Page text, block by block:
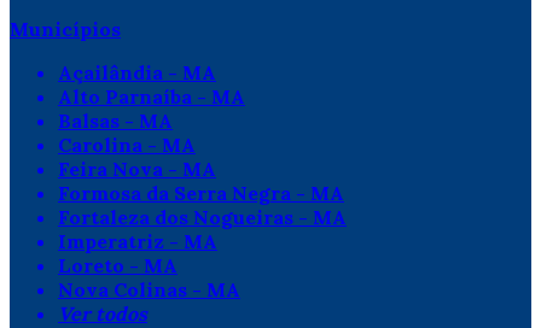
Municípios
Açailândia - MA
Alto Parnaíba - MA
Balsas - MA
Carolina - MA
Feira Nova - MA
Formosa da Serra Negra - MA
Fortaleza dos Nogueiras - MA
Imperatriz - MA
Loreto - MA
Nova Colinas - MA
Ver todos